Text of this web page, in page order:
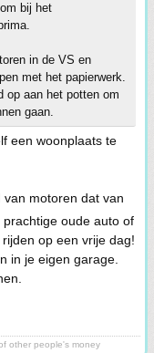
bij het
in de VS en
met het papierwerk.
op aan het potten om
gaan.
een woonplaats te
van motoren dat van
oude auto of
op een vrije dag!
in je eigen garage.
other people's money